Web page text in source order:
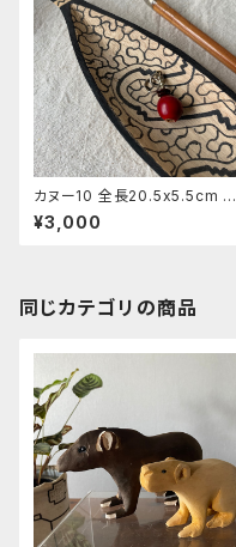
カヌー10 全長20.5x5.5cm 先
住民族の工芸 一刀彫り シピ
ボ族の手工芸 手彫り カヌー
¥3,000
同じカテゴリの商品